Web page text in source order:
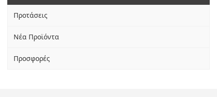
Προτάσεις
Νέα Προϊόντα
Προσφορές